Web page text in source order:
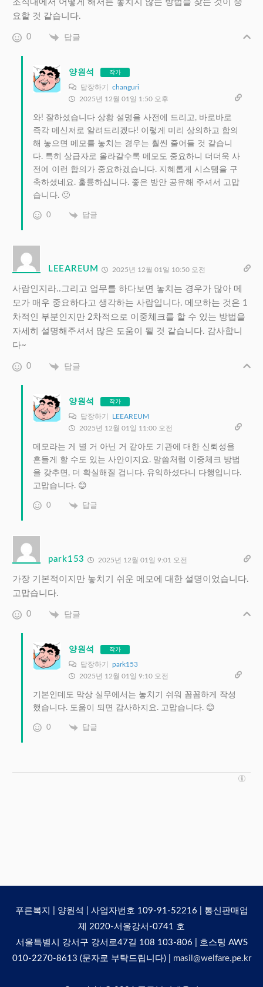
조직내에서 어떻게 해서든 놓치지 않는 방법을 찾는 것이 중
요할 것 같습니다.
0 답글
양원석 작가
답장하기 changuri
2025년 12월 01일 1:50 오후
와! 잘하셨습니다 상황 설명을 사전에 드리고, 바로바로
즉각 메신저로 알려드리겠다! 이렇게 미리 상의하고 합의
해 놓으면 메모를 놓치는 경우는 훨씬 줄어들 것 같습니
다. 특히 상급자로 올라갈수록 메모도 중요하니 더더욱 사
전에 이런 합의가 중요하겠습니다. 지혜롭게 시스템을 구
축하셨네요. 훌륭하십니다. 좋은 방안 공유해 주셔서 고맙
습니다. 🙂
0 답글
LEEAREUM 2025년 12월 01일 10:50 오전
사람인지라..그리고 업무를 하다보면 놓치는 경우가 많아 메
모가 매우 중요하다고 생각하는 사람입니다. 메모하는 것은 1
차적인 부분인지만 2차적으로 이중체크를 할 수 있는 방법을
자세히 설명해주셔서 많은 도움이 될 것 같습니다. 감사합니
다~
0 답글
양원석 작가
답장하기 LEEAREUM
2025년 12월 01일 11:00 오전
메모라는 게 별 거 아닌 거 같아도 기관에 대한 신뢰성을
흔들게 할 수도 있는 사안이지요. 말씀처럼 이중체크 방법
을 갖추면, 더 확실해질 겁니다. 유익하셨다니 다행입니다.
고맙습니다. 😊
0 답글
park153 2025년 12월 01일 9:01 오전
가장 기본적이지만 놓치기 쉬운 메모에 대한 설명이었습니다.
고맙습니다.
0 답글
양원석 작가
답장하기 park153
2025년 12월 01일 9:10 오전
기본인데도 막상 실무에서는 놓치기 쉬워 꼼꼼하게 작성
했습니다. 도움이 되면 감사하지요. 고맙습니다. 😊
0 답글
푸른복지 | 양원석 | 사업자번호 109-91-52216 | 통신판매업
제 2020-서울강서-0741 호
서울특별시 강서구 강서로47길 108 103-806 | 호스팅 AWS
010-2270-8613 (문자로 부탁드립니다) | masil@welfare.pe.kr